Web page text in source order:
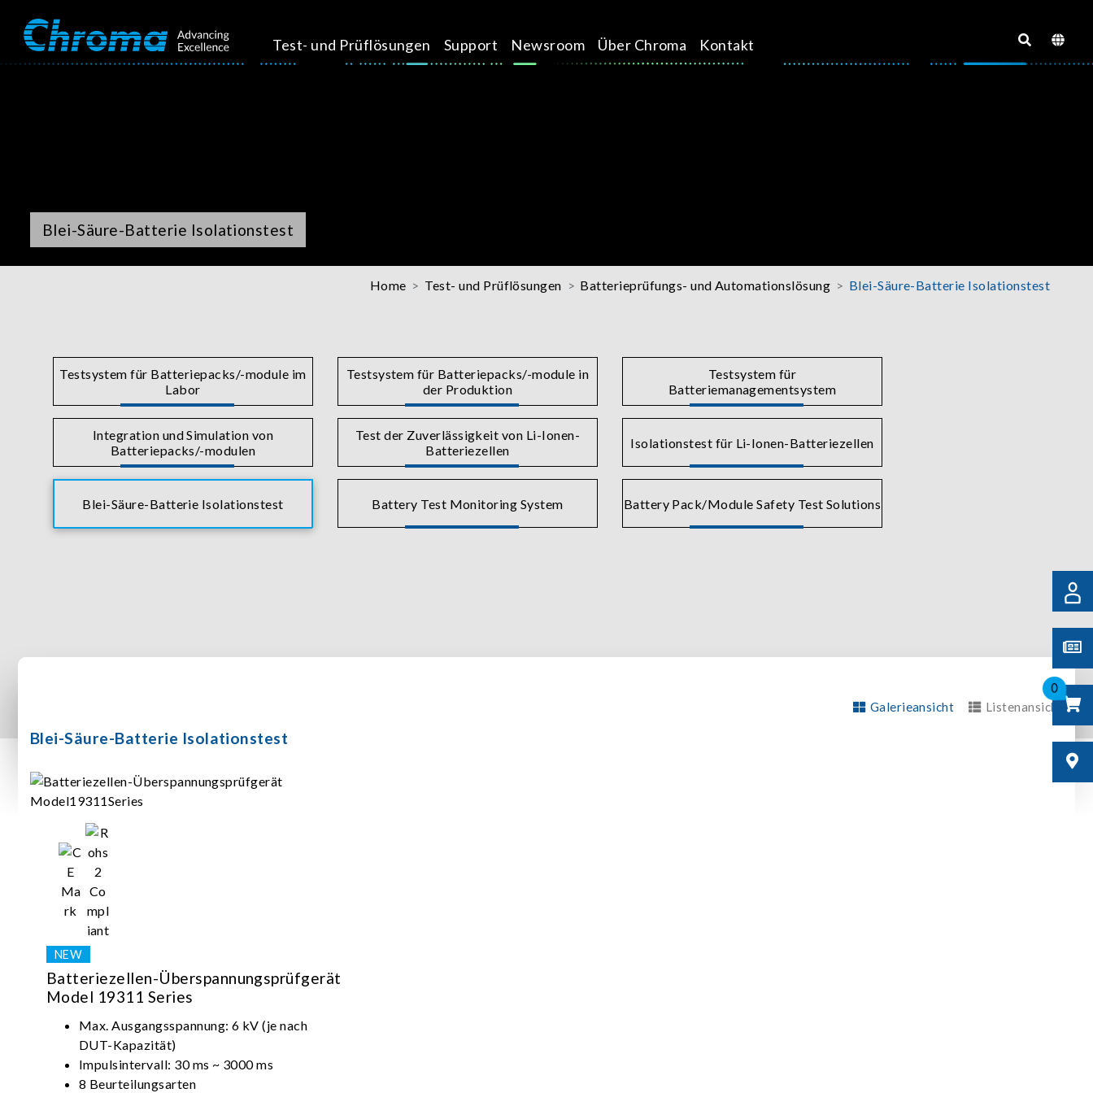
Test- und Prüflösungen Support Newsroom Über Chroma Kontakt
0
Blei-Säure-Batterie Isolationstest
Home Test- und Prüflösungen Batterieprüfungs- und Automationslösung Blei-Säure-Batterie Isolationstest
Testsystem für Batteriepacks/-module im
Labor
Testsystem für Batteriepacks/-module in
der Produktion
Testsystem für
Batteriemanagementsystem
Integration und Simulation von
Batteriepacks/-modulen
Test der Zuverlässigkeit von Li-Ionen-
Batteriezellen
Isolationstest für Li-Ionen-Batteriezellen
Blei-Säure-Batterie Isolationstest Battery Test Monitoring System Battery Pack/Module Safety Test Solutions
Galerieansicht Listenansicht
Blei-Säure-Batterie Isolationstest
Batteriezellen-Überspannungsprüfgerät
Model 19311 Series
Max. Ausgangsspannung: 6 kV (je nach
DUT-Kapazität)
Impulsintervall: 30 ms ~ 3000 ms
8 Beurteilungsarten